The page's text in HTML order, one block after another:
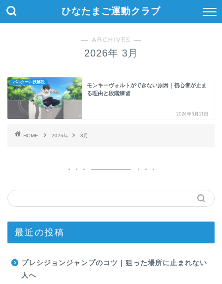
ひなたまご運動クラブ
― ARCHIVES ―
2026年 3月
パルクール技解説
モンキーヴォルトができない原因｜初心者が止ま
る理由と段階練習
2026年3月21日
HOME 2026年 3月
最近の投稿
プレシジョンジャンプのコツ｜狙った場所に止まれない
人へ